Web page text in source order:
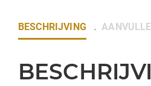
BESCHRIJVING